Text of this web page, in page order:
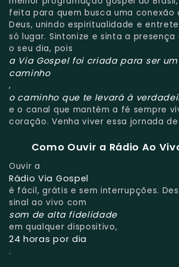
feita para quem busca uma conexão
Deus, unindo espiritualidade e
só lugar. Sintonize e sinta a presença
o seu dia, pois
a Via Gospel foi criada para ser
caminho
,
o caminho que te levará à
e o canal que mantém a fé sempre
coração. Venha viver essa jornada
Como Ouvir a Rádio Ao
Ouvir a
Rádio Via Gospel
é fácil, grátis e sem interrupções.
sinal ao vivo com
som de alta fidelidade
em qualquer dispositivo,
24 horas por dia
.